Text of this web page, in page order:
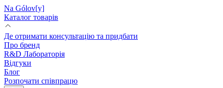
Na Gólov[y]
Каталог товарів
Де отримати консультацію та придбати
Про бренд
R&D Лабораторія
Відгуки
Блог
Розпочати співпрацю